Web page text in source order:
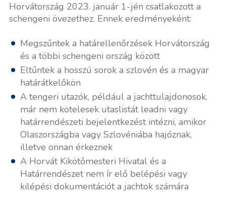
Horvátország 2023. január 1-jén csatlakozott a
schengeni övezethez. Ennek eredményeként:
Megszűntek a határellenőrzések Horvátország
és a többi schengeni ország között
Eltűntek a hosszú sorok a szlovén és a magyar
határátkelőkön
A tengeri utazók, például a jachttulajdonosok,
már nem kötelesek utaslistát leadni vagy
határrendészeti bejelentkezést intézni, amikor
Olaszországba vagy Szlovéniába hajóznak,
illetve onnan érkeznek
A Horvát Kikötőmesteri Hivatal és a
Határrendészet nem ír elő belépési vagy
kilépési dokumentációt a jachtok számára